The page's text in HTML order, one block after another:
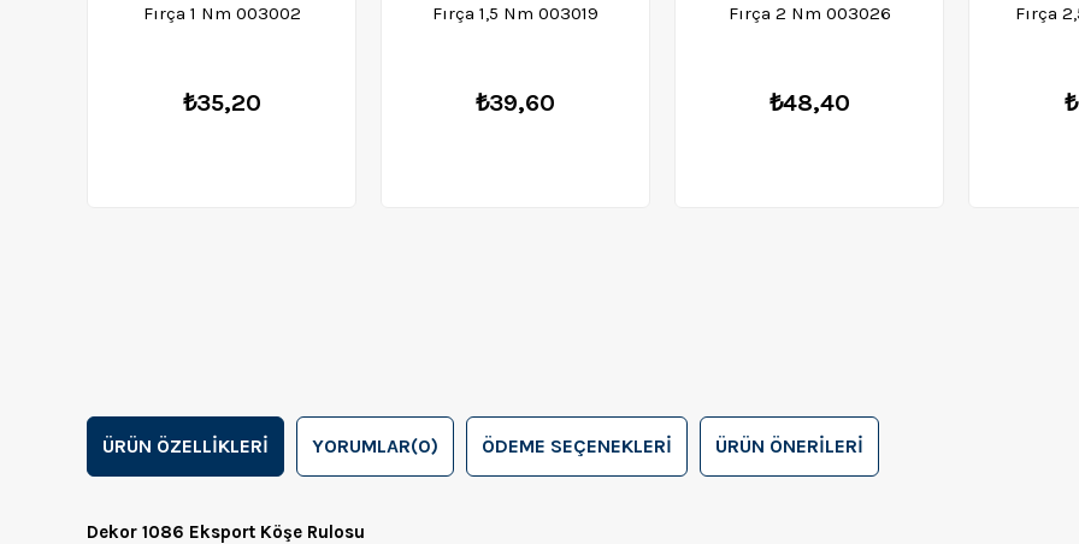
Fırça 1 Nm 003002
₺35,20
Fırça 1,5 Nm 003019
₺39,60
Fırça 2 Nm 003026
₺48,40
Fırça
ÜRÜN ÖZELLIKLERI YORUMLAR(0) ÖDEME SEÇENEKLERI ÜRÜN ÖNERILERI
Dekor 1086 Eksport Köşe Rulosu